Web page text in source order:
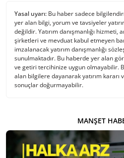
Yasal uyarı: Bu haber sadece
yer alan bilgi, yorum ve tavsiyeler
değildir. Yatırım danışmanlığı
şirketleri ve mevduat kabul etmeyen
imzalanacak yatırım danışmanlığı
sunulmaktadır. Bu haberde yer alan
ve getiri tercihinize uygun olmayabilir.
alan bilgilere dayanarak yatırım kararı
sonuçlar doğurmayabilir.
MANŞET